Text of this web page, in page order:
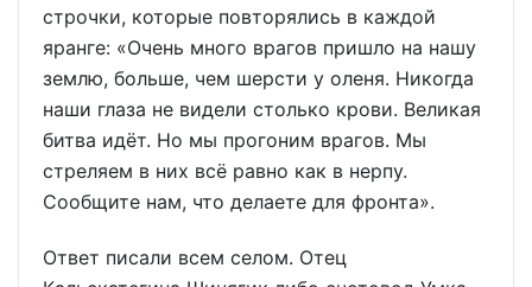
строчки, которые повторялись в каждой
яранге: «Очень много врагов пришло на нашу
землю, больше, чем шерсти у оленя. Никогда
наши глаза не видели столько крови. Великая
битва идёт. Но мы прогоним врагов. Мы
стреляем в них всё равно как в нерпу.
Сообщите нам, что делаете для фронта».
Ответ писали всем селом. Отец